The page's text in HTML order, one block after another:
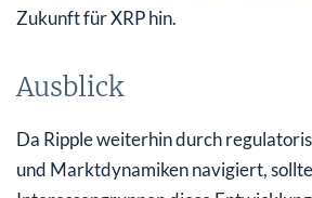
Zukunft für XRP hin.
Ausblick
Da Ripple weiterhin durch
und Marktdynamiken navigiert,